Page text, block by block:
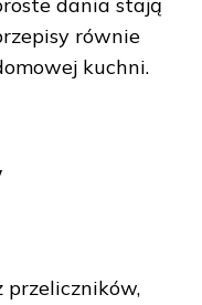
równie
kuchni.